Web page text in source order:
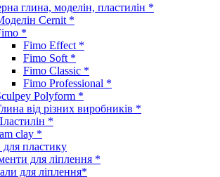
глина, моделін, пластилін *
Cernit *
*
Fimo Effect *
Fimo Soft *
Fimo Classic *
Fimo Professional *
Polyform *
від різних виробників *
*
clay *
пластику
для ліплення *
для ліплення*